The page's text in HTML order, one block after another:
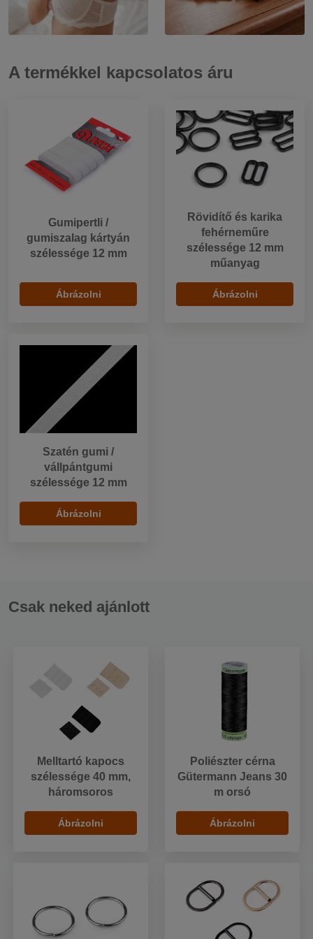
A termékkel kapcsolatos áru
Gumipertli /
gumiszalag kártyán
szélessége 12 mm
Ábrázolni
Rövidítő és karika
fehérneműre
szélessége 12 mm
műanyag
Ábrázolni
Szatén gumi /
vállpántgumi
szélessége 12 mm
Ábrázolni
Csak neked ajánlott
Melltartó kapocs
szélessége 40 mm,
háromsoros
Ábrázolni
Poliészter cérna
Gütermann Jeans 30
m orsó
Ábrázolni